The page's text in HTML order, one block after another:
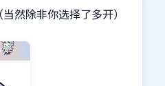
然除非你选择了多开）